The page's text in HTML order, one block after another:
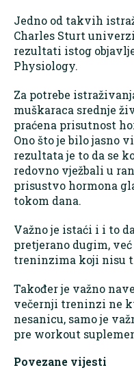
Jedno od takvih
Charles Sturt
rezultati istog
Physiology.
Za potrebe
muškaraca srednje
praćena prisutnost
Ono što je bilo jasno
rezultata je to da se
redovno vježbali u
prisustvo hormona
tokom dana.
Važno je istaći i i to
pretjerano dugim,
treninzima koji nisu
Također je važno
večernji treninzi ne
nesanicu, samo je
pre workout
Povezane vijesti